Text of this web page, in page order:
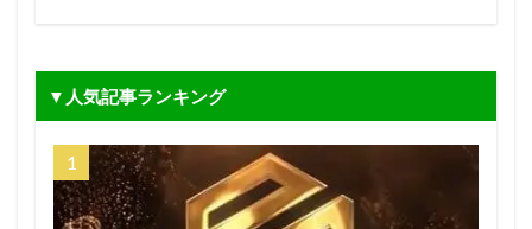
▼人気記事ランキング